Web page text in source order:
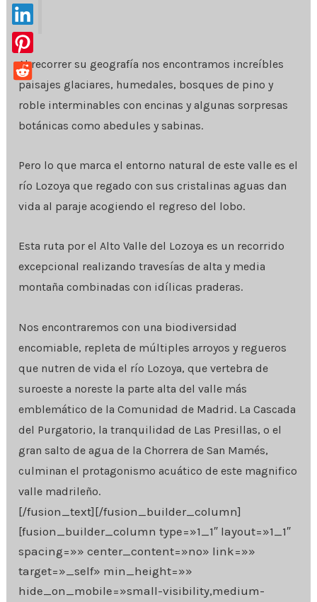
Al recorrer su geografía nos encontramos increíbles
paisajes glaciares, humedales, bosques de pino y
roble interminables con encinas y algunas sorpresas
botánicas como abedules y sabinas.
Pero lo que marca el entorno natural de este valle es el
río Lozoya que regado con sus cristalinas aguas dan
vida al paraje acogiendo el regreso del lobo.
Esta ruta por el Alto Valle del Lozoya es un recorrido
excepcional realizando travesías de alta y media
montaña combinadas con idílicas praderas.
Nos encontraremos con una biodiversidad
encomiable, repleta de múltiples arroyos y regueros
que nutren de vida el río Lozoya, que vertebra de
suroeste a noreste la parte alta del valle más
emblemático de la Comunidad de Madrid. La Cascada
del Purgatorio, la tranquilidad de Las Presillas, o el
gran salto de agua de la Chorrera de San Mamés,
culminan el protagonismo acuático de este magnifico
valle madrileño.
[/fusion_text][/fusion_builder_column]
[fusion_builder_column type=»1_1″ layout=»1_1″
spacing=»» center_content=»no» link=»»
target=»_self» min_height=»»
hide_on_mobile=»small-visibility,medium-